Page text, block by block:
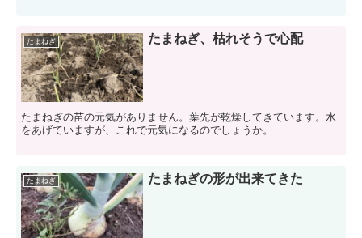
たまねぎ たまねぎ、枯れそうで心配
たまねぎの苗の元気がありません。葉先が乾燥してきています。水
をあげていますが、これで元気になるのでしょうか。
たまねぎ たまねぎの形が出来てきた